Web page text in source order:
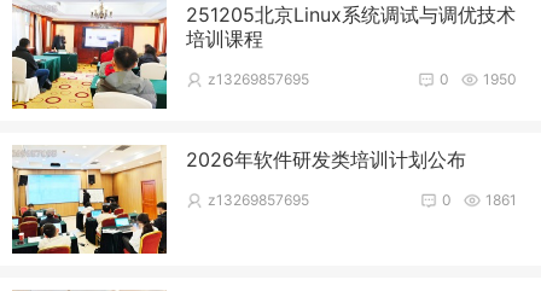
251205北京Linux系统调试与调优技术
培训课程
1950
0
z13269857695
2026年软件研发类培训计划公布
1861
0
z13269857695